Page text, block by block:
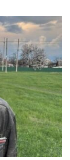
мужчина во
знакомого,
тела. Не […]